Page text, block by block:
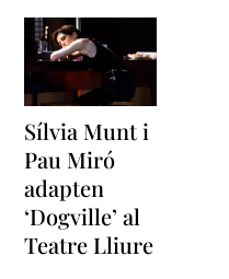
Sílvia Munt i
Pau Miró
adapten
‘Dogville’ al
Teatre Lliure